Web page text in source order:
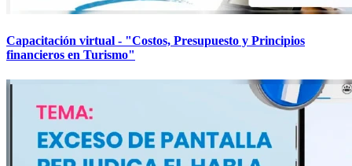
Capacitación virtual - "Costos, Presupuesto y Principios
financieros en Turismo"